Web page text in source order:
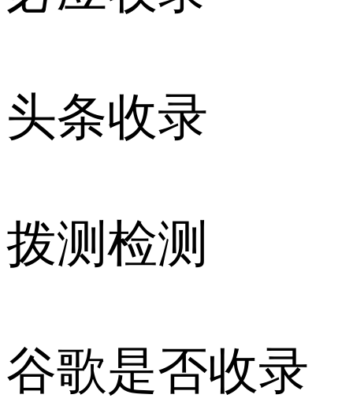
头条收录
拨测检测
谷歌是否收录